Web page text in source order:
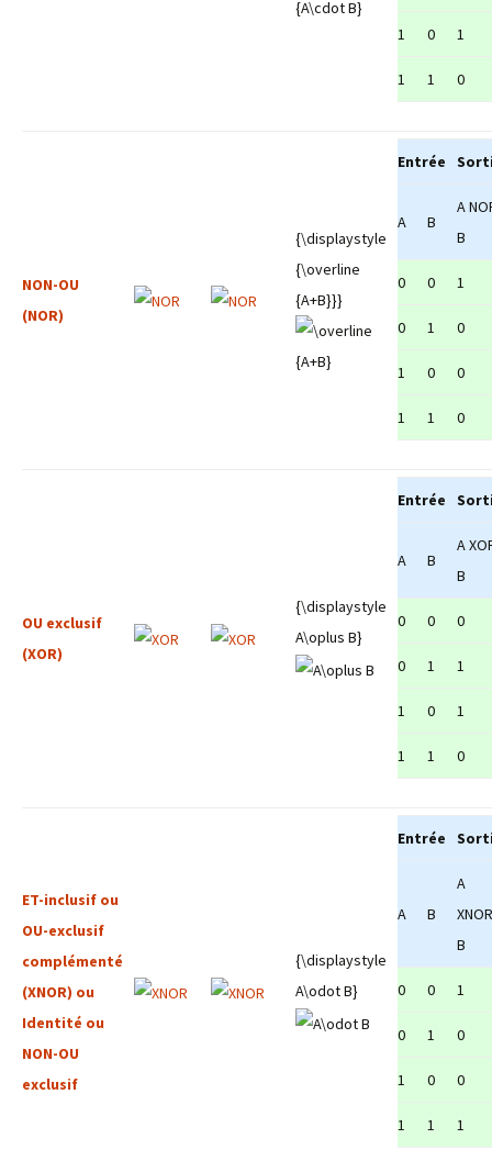
1 0 1
1 1 0
NON-OU
(NOR)
{\displaystyle
{\overline
{A+B}}}
Entrée
A B
A
B
0 0 1
0 1 0
1 0 0
1 1 0
OU exclusif
(XOR)
{\displaystyle
A\oplus B}
Entrée
A B
A
B
0 0 0
0 1 1
1 0 1
1 1 0
ET-inclusif ou
OU-exclusif
complémenté
(XNOR) ou
Identité ou
NON-OU
exclusif
{\displaystyle
A\odot B}
Entrée
A B
A
XNOR
B
0 0 1
0 1 0
1 0 0
1 1 1